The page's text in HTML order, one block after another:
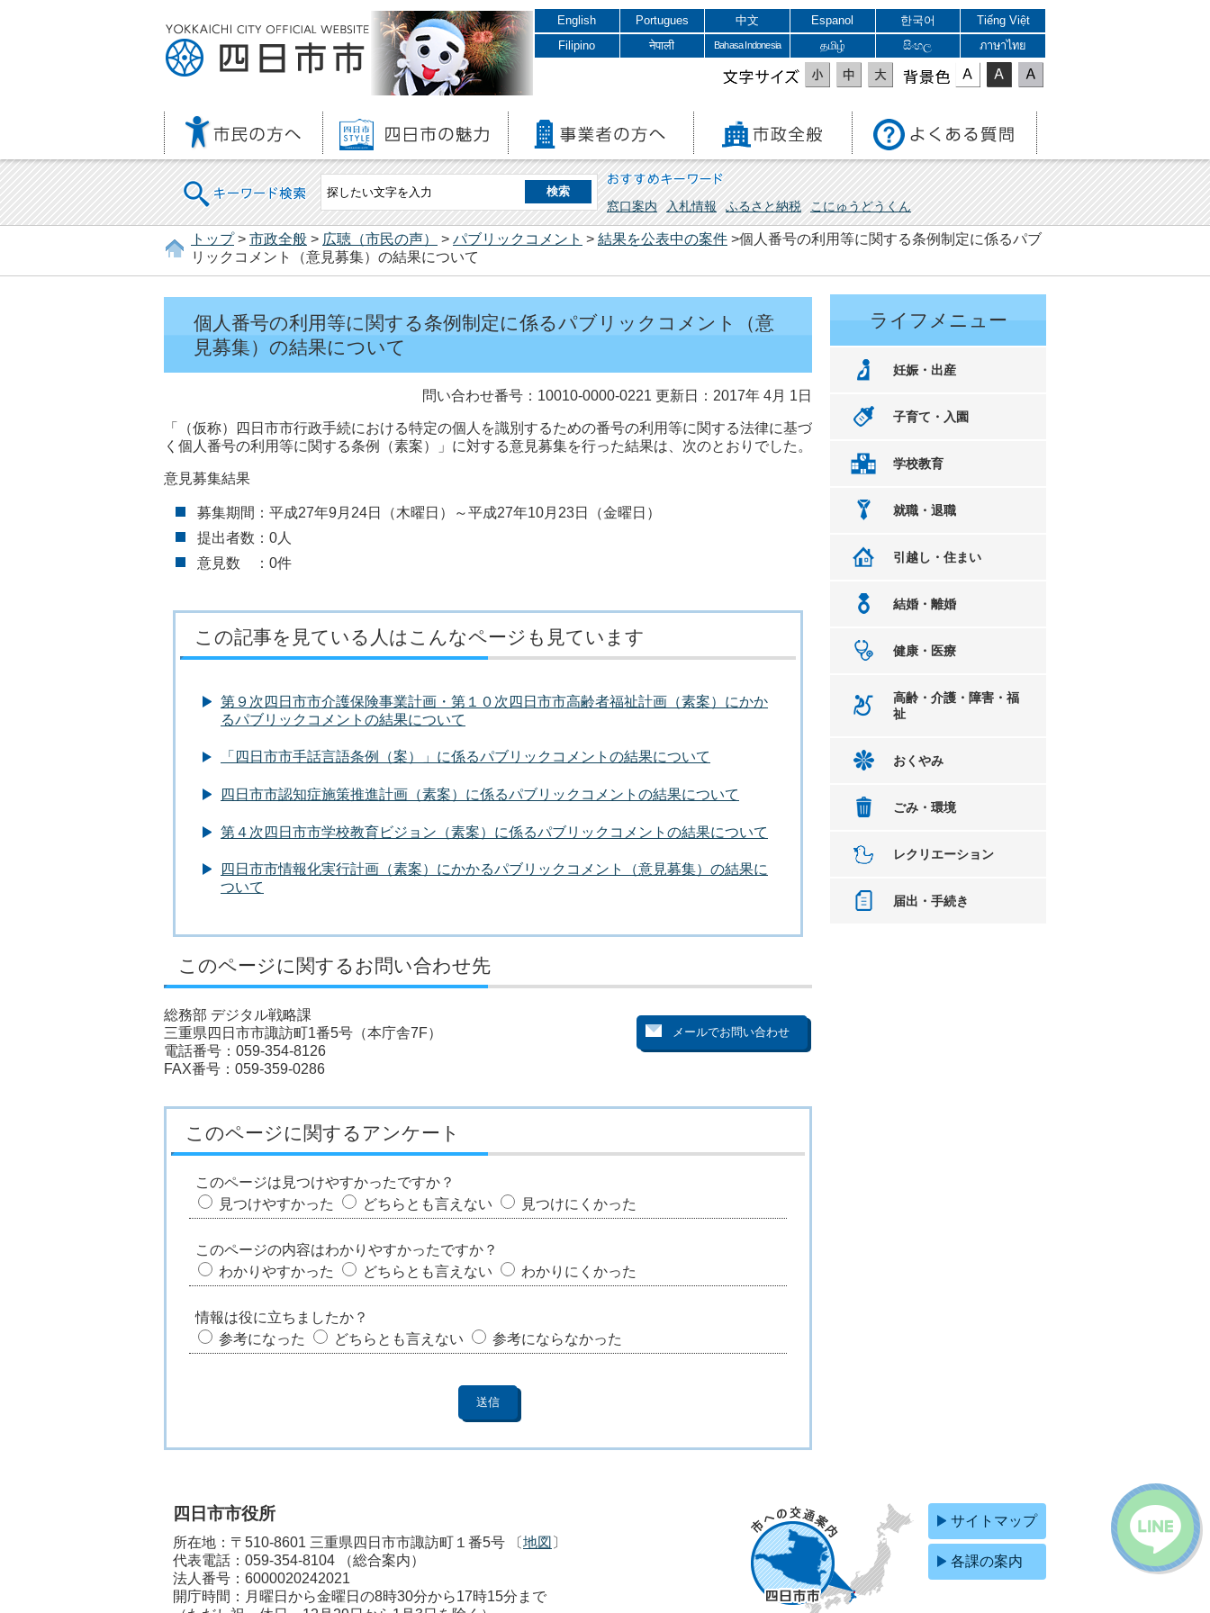
English Portugues 中文 Espanol 한국어
Tiếng Việt
Filipino
नेपाली Bahasa Indonesia தமிழ் සිංහල ภาษาไทย
文字サイズ 表示色
キーワード検索 おすすめキーワード
窓口案内 入札情報 ふるさと納税 こにゅうどうくん
トップ> 市政全般 > 広聴（市民の声） > パブリックコメント > 結果を公表中の案件 >個人番号の利用等に関する条例制定に係るパブ
リックコメント（意見募集）の結果について
個人番号の利用等に関する条例制定に係るパブリックコメント（意
見募集）の結果について
問い合わせ番号：10010-0000-0221 更新日：2017年 4月 1日
「（仮称）四日市市行政手続における特定の個人を識別するための番号の利用等に関する法律に基づ
く個人番号の利用等に関する条例（素案）」に対する意見募集を行った結果は、次のとおりでした。
意見募集結果
募集期間：平成27年9月24日（木曜日）～平成27年10月23日（金曜日）
提出者数：0人
意見数 ：0件
この記事を見ている人はこんなページも見ています
第９次四日市市介護保険事業計画・第１０次四日市市高齢者福祉計画（素案）にかか
るパブリックコメントの結果について
「四日市市手話言語条例（案）」に係るパブリックコメントの結果について
四日市市認知症施策推進計画（素案）に係るパブリックコメントの結果について
第４次四日市市学校教育ビジョン（素案）に係るパブリックコメントの結果について
四日市市情報化実行計画（素案）にかかるパブリックコメント（意見募集）の結果に
ついて
このページに関するお問い合わせ先
総務部 デジタル戦略課
三重県四日市市諏訪町1番5号（本庁舎7F）
電話番号：059-354-8126
FAX番号：059-359-0286
このページに関するアンケート
このページは見つけやすかったですか？
見つけやすかった
どちらとも言えない 見つけにくかった
このページの内容はわかりやすかったですか？
わかりやすかった
どちらとも言えない わかりにくかった
情報は役に立ちましたか？
参考になった
どちらとも言えない 参考にならなかった
ライフメニュー
妊娠・出産
子育て・入園
学校教育
就職・退職
引越し・住まい
結婚・離婚
健康・医療
高齢・介護・障害・福
祉
おくやみ
ごみ・環境
レクリエーション
届出・手続き
四日市市役所
所在地：〒510-8601 三重県四日市市諏訪町１番5号 〔地図 〕
代表電話： 059-354-8104
（総合案内）
法人番号：6000020242021
開庁時間：月曜日から金曜日の8時30分から17時15分まで
サイトマップ
各課の案内